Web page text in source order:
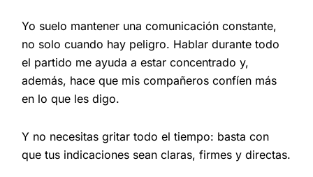
Yo suelo mantener una comunicación constante,
no solo cuando hay peligro. Hablar durante todo
el partido me ayuda a estar concentrado y,
además, hace que mis compañeros confíen más
en lo que les digo.
Y no necesitas gritar todo el tiempo: basta con
que tus indicaciones sean claras, firmes y directas.